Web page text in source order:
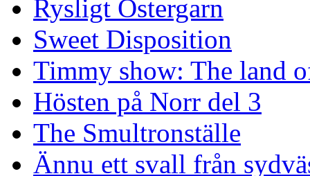
Rysligt Östergarn
Sweet Disposition
Timmy show: The land
Hösten på Norr del 3
The Smultronställe
Ännu ett svall från